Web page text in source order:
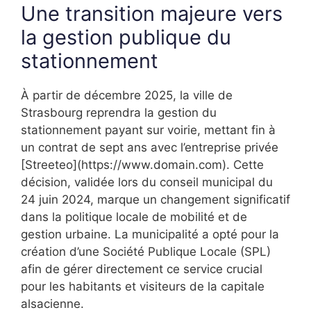
Une transition majeure vers
la gestion publique du
stationnement
À partir de décembre 2025, la ville de
Strasbourg reprendra la gestion du
stationnement payant sur voirie, mettant fin à
un contrat de sept ans avec l’entreprise privée
[Streeteo](https://www.domain.com). Cette
décision, validée lors du conseil municipal du
24 juin 2024, marque un changement significatif
dans la politique locale de mobilité et de
gestion urbaine. La municipalité a opté pour la
création d’une Société Publique Locale (SPL)
afin de gérer directement ce service crucial
pour les habitants et visiteurs de la capitale
alsacienne.